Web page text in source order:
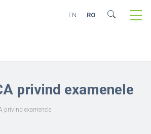
EN RO
privind examenele
privind examenele